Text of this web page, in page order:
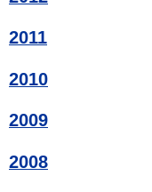
2011
2010
2009
2008